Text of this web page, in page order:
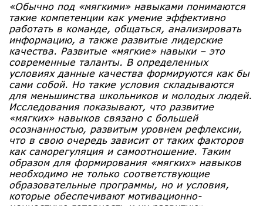
«Обычно под «мягкими» навыками понимаются
такие компетенции как умение эффективно
работать в команде, общаться, анализировать
информацию, а также развитые лидерские
качества. Развитые «мягкие» навыки – это
современные таланты. В определенных
условиях данные качества формируются как бы
сами собой. Но такие условия складываются
для меньшинства школьников и молодых людей.
Исследования показывают, что развитие
«мягких» навыков связано с большей
осознанностью, развитым уровнем рефлексии,
что в свою очередь зависит от таких факторов
как саморегуляция и самоотношение. Таким
образом для формирования «мягких» навыков
необходимо не только соответствующие
образовательные программы, но и условия,
которые обеспечивают мотивационно-